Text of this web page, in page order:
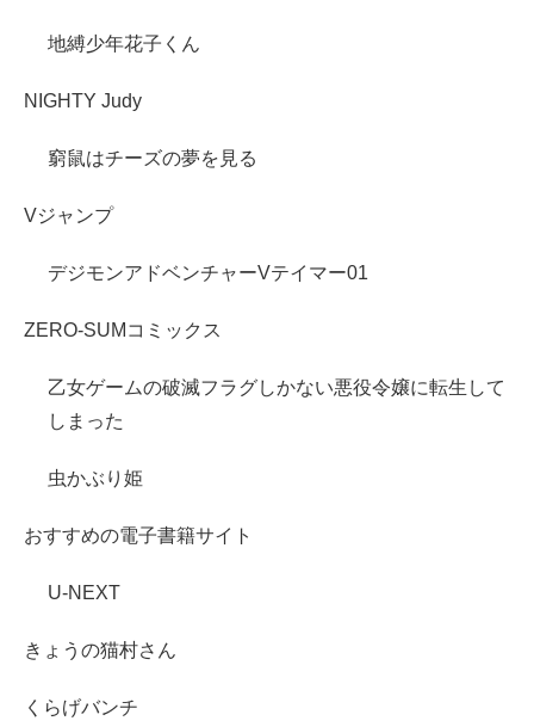
地縛少年花子くん
NIGHTY Judy
窮鼠はチーズの夢を見る
Vジャンプ
デジモンアドベンチャーVテイマー01
ZERO-SUMコミックス
乙女ゲームの破滅フラグしかない悪役令嬢に転生して
しまった
虫かぶり姫
おすすめの電子書籍サイト
U-NEXT
きょうの猫村さん
くらげバンチ